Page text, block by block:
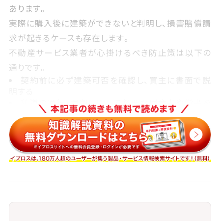
あります。
実際に購入後に建築ができないと判明し、損害賠償請
求が起きるケースも存在します。
不動産サービス業者が心掛けるべき防止策は以下の
通りです。
契約前に必ず建築可否を確認し、買主に書面で説
私道の通行・掘削に関して必要な同意書や覚書を
取得しておく
さらに、調整区域や都市計画区域外の物件では接道要
件の適用条件が異なる場合もあるため、
ことが重要です。